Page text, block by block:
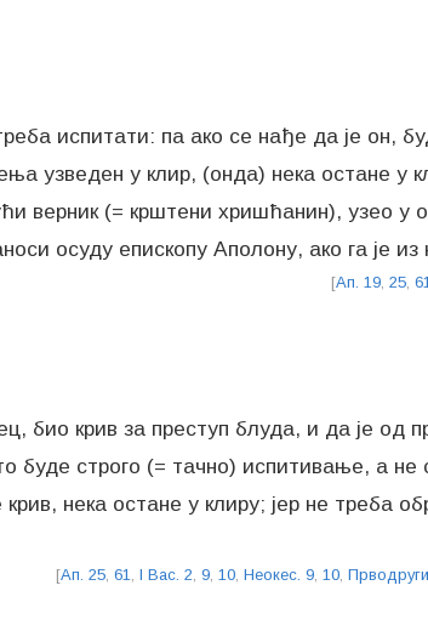
испитати: па ако се нађе да је он,
узведен у клир, (онда) нека остане у
верник (= крштени хришћанин), узео у
осуду епископу Аполону, ако га је
[Ап. 19 25 61
био крив за преступ блуда, и да је од
буде строго (= тачно) испитивање, а
нека остане у клиру; јер не треба
[Ап. 25, 61, I Вас. 2, 9, 10, Неокес. 9, 10,